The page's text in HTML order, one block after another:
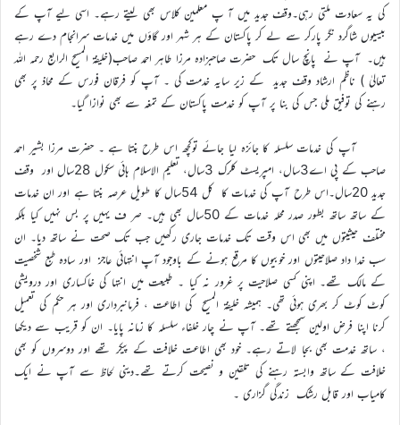
کی یہ سعادت ملتی رہی۔وقف جدید میں آ پ معلمین کلاس بھی لیتے رہے۔ اسی لیے آپ کے
بیسیوں شاگرد نگر پارکر سے لے کر پاکستان کے ہر شہر اور گاؤں میں خدمات سرانجام دے رہے
ہیں۔ آپ نے پانچ سال تک حضرت صاحبزادہ مرزا طاہر احمد صاحب(خلیفۃ المسیح الرابع رحمہ اللہ
تعالیٰ ) ناظم ارشاد وقف جدید کے زیر سایہ خدمت کی ۔ آپ کو فرقان فورس کے محاذ پر بھی
رہنے کی توفیق ملی جس کی بنا پر آپ کو خدمت پاکستان کے تمغہ سے بھی نوازا گیا۔
آپ کی خدمات سلسلہ کا جائزہ لیا جائے توکچھ اس طرح بنتا ہے ۔ حضرت مرزا بشیر احمد
صاحب کے پی اے3سال، امپریسٹ کلرک 3سال، تعلیم الاسلام ہائی سکول 28سال اور وقف
جدید 20سال۔اس طرح آپ کی خدمات کا کل 54سال کا طویل عرصہ بنتا ہے اور ان خدمات
کے ساتھ ساتھ بطور صدر محلہ خدمات کے 50سال بھی ہیں۔ صر ف یہیں پر بس نہیں کیا بلکہ
مختلف حیثیتوں میں بھی اس وقت تک خدمات جاری رکھیں جب تک صحت نے ساتھ دیا۔ ان
سب خدا داد صلاحیتوں اور خوبیوں کا مرقع ہونے کے باوجود آپ انتہائی عاجز اور سادہ طبع شخصیت
کے مالک تھے۔ اپنی کسی صلاحیت پر غرور نہ کیا ۔ طبیعت میں انتہا کی خاکساری اور درویشی
کوٹ کوٹ کر بھری ہوئی تھی۔ ہمیشہ خلیفۃ المسیح کی اطاعت ، فرمانبرداری اور ہر حکم کی تعمیل
کرنا اپنا فرض اولین سمجھتے تھے۔ آپ نے چار خلفاء سلسلہ کا زمانہ پایا۔ ان کو قریب سے دیکھا
، ساتھ خدمت بھی بجا لاتے رہے۔ خود بھی اطاعت خلافت کے پیکر تھے اور دوسروں کو بھی
خلافت کے ساتھ وابستہ رہنے کی تلقین و نصیحت کرتے تھے۔دینی لحاظ سے آپ نے ایک
کامیاب اور قابل رشک زندگی گزاری ۔